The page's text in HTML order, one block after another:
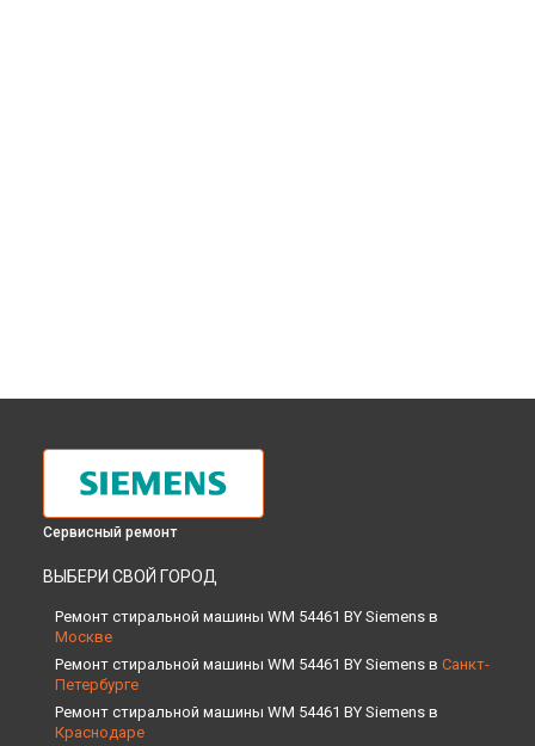
Сервисный ремонт
ВЫБЕРИ СВОЙ ГОРОД
Ремонт стиральной машины WM 54461 BY Siemens в
Москве
Ремонт стиральной машины WM 54461 BY Siemens в Санкт-
Петербурге
Ремонт стиральной машины WM 54461 BY Siemens в
Краснодаре